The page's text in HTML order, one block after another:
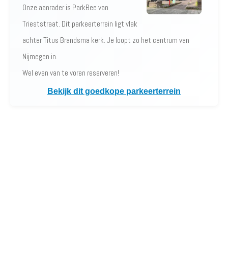
Onze aanrader is ParkBee van
Trieststraat. Dit parkeerterrein ligt vlak
achter Titus Brandsma kerk. Je loopt zo het centrum van
Nijmegen in.
Wel even van te voren reserveren!
Bekijk dit goedkope parkeerterrein